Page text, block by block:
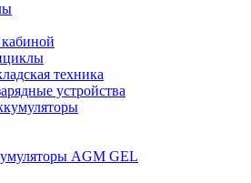
техника
устройства
AGM GEL